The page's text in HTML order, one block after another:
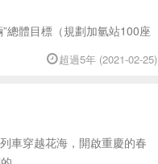
總體目標（規劃加氫站100座
超過5年 (2021-02-25)
車穿越花海，開啟重慶的春